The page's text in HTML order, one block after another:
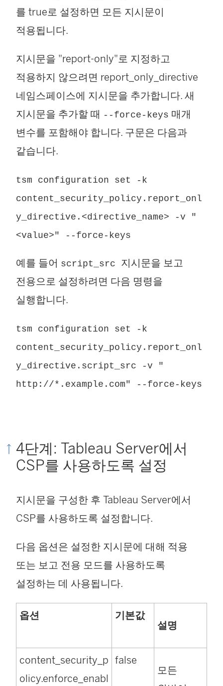
를 true로 설정하면 모든 지시문이
적용됩니다.
지시문을 "report-only"로 지정하고
적용하지 않으려면 report_only_directive
네임스페이스에 지시문을 추가합니다. 새
지시문을 추가할 때 --force-keys 매개
변수를 포함해야 합니다. 구문은 다음과
같습니다.
tsm configuration set -k
content_security_policy.report_onl
y_directive.<directive_name> -v "
<value>" --force-keys
예를 들어 script_src 지시문을 보고
전용으로 설정하려면 다음 명령을
실행합니다.
tsm configuration set -k
content_security_policy.report_onl
y_directive.script_src -v "
http://*.example.com" --force-keys
4단계: Tableau Server에서
CSP를 사용하도록 설정
지시문을 구성한 후 Tableau Server에서
CSP를 사용하도록 설정합니다.
다음 옵션은 설정한 지시문에 대해 적용
또는 보고 전용 모드를 사용하도록
설정하는 데 사용됩니다.
옵션
기본값
설명
content_security_p
olicy.enforce_enabl
false
모든